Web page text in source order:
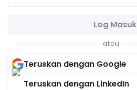
Log Masuk
atau
Teruskan dengan Google
Teruskan dengan LinkedIn